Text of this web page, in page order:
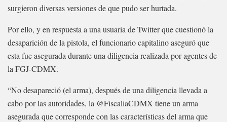
surgieron diversas versiones de que pudo ser hurtada.
Por ello, y en respuesta a una usuaria de Twitter que cuestionó la
desaparición de la pistola, el funcionario capitalino aseguró que
esta fue asegurada durante una diligencia realizada por agentes de
la FGJ-CDMX.
“No desapareció (el arma), después de una diligencia llevada a
cabo por las autoridades, la @FiscaliaCDMX tiene un arma
asegurada que corresponde con las características del arma que